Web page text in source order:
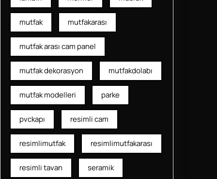
mutfak mutfakarası
mutfak arası cam panel
mutfak dekorasyon mutfakdolabı
mutfak modelleri parke
pvckapı resimli cam
resimlimutfak resimlimutfakarası
resimli tavan seramik